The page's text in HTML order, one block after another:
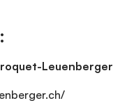
Leuenberger